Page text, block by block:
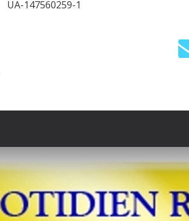
UA-147560259-1